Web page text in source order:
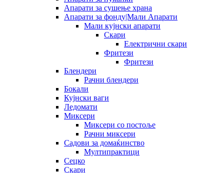
Апарати за сушење храна
Апарати за фонду|Мали Апарати
Мали кујнски апарати
Скари
Електрични скари
Фритези
Фритези
Блендери
Рачни блендери
Бокали
Кујнски ваги
Ледомати
Миксери
Миксери со постоље
Рачни миксери
Садови за домаќинство
Мултипрактици
Сецко
Скари